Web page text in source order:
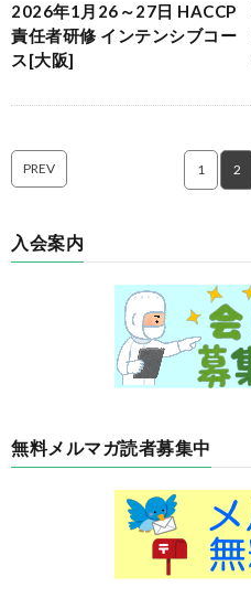
2026年1月26～27日 HACCP
責任者研修 インテンシブコー
ス[大阪]
PREV 1 2
入会案内
無料メルマガ読者募集中